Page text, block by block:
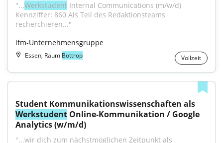
"...Werkstudent Internal Communications (m/w/d)
Kennziffer: 860 Als Teil des Redaktionsteams
recherchieren..."
ifm-Unternehmensgruppe
Essen, Raum Bottrop Vollzeit
Werkstudent Online-Kommunikation / Google
Analytics (w/m/d)